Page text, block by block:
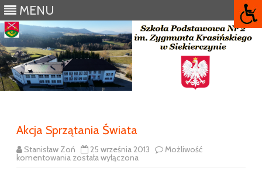
MENU
Akcja Sprzątania Świata
Stanisław Zoń 25 września 2013 Możliwość
komentowania Akcja
Sprzątania
została wyłączona